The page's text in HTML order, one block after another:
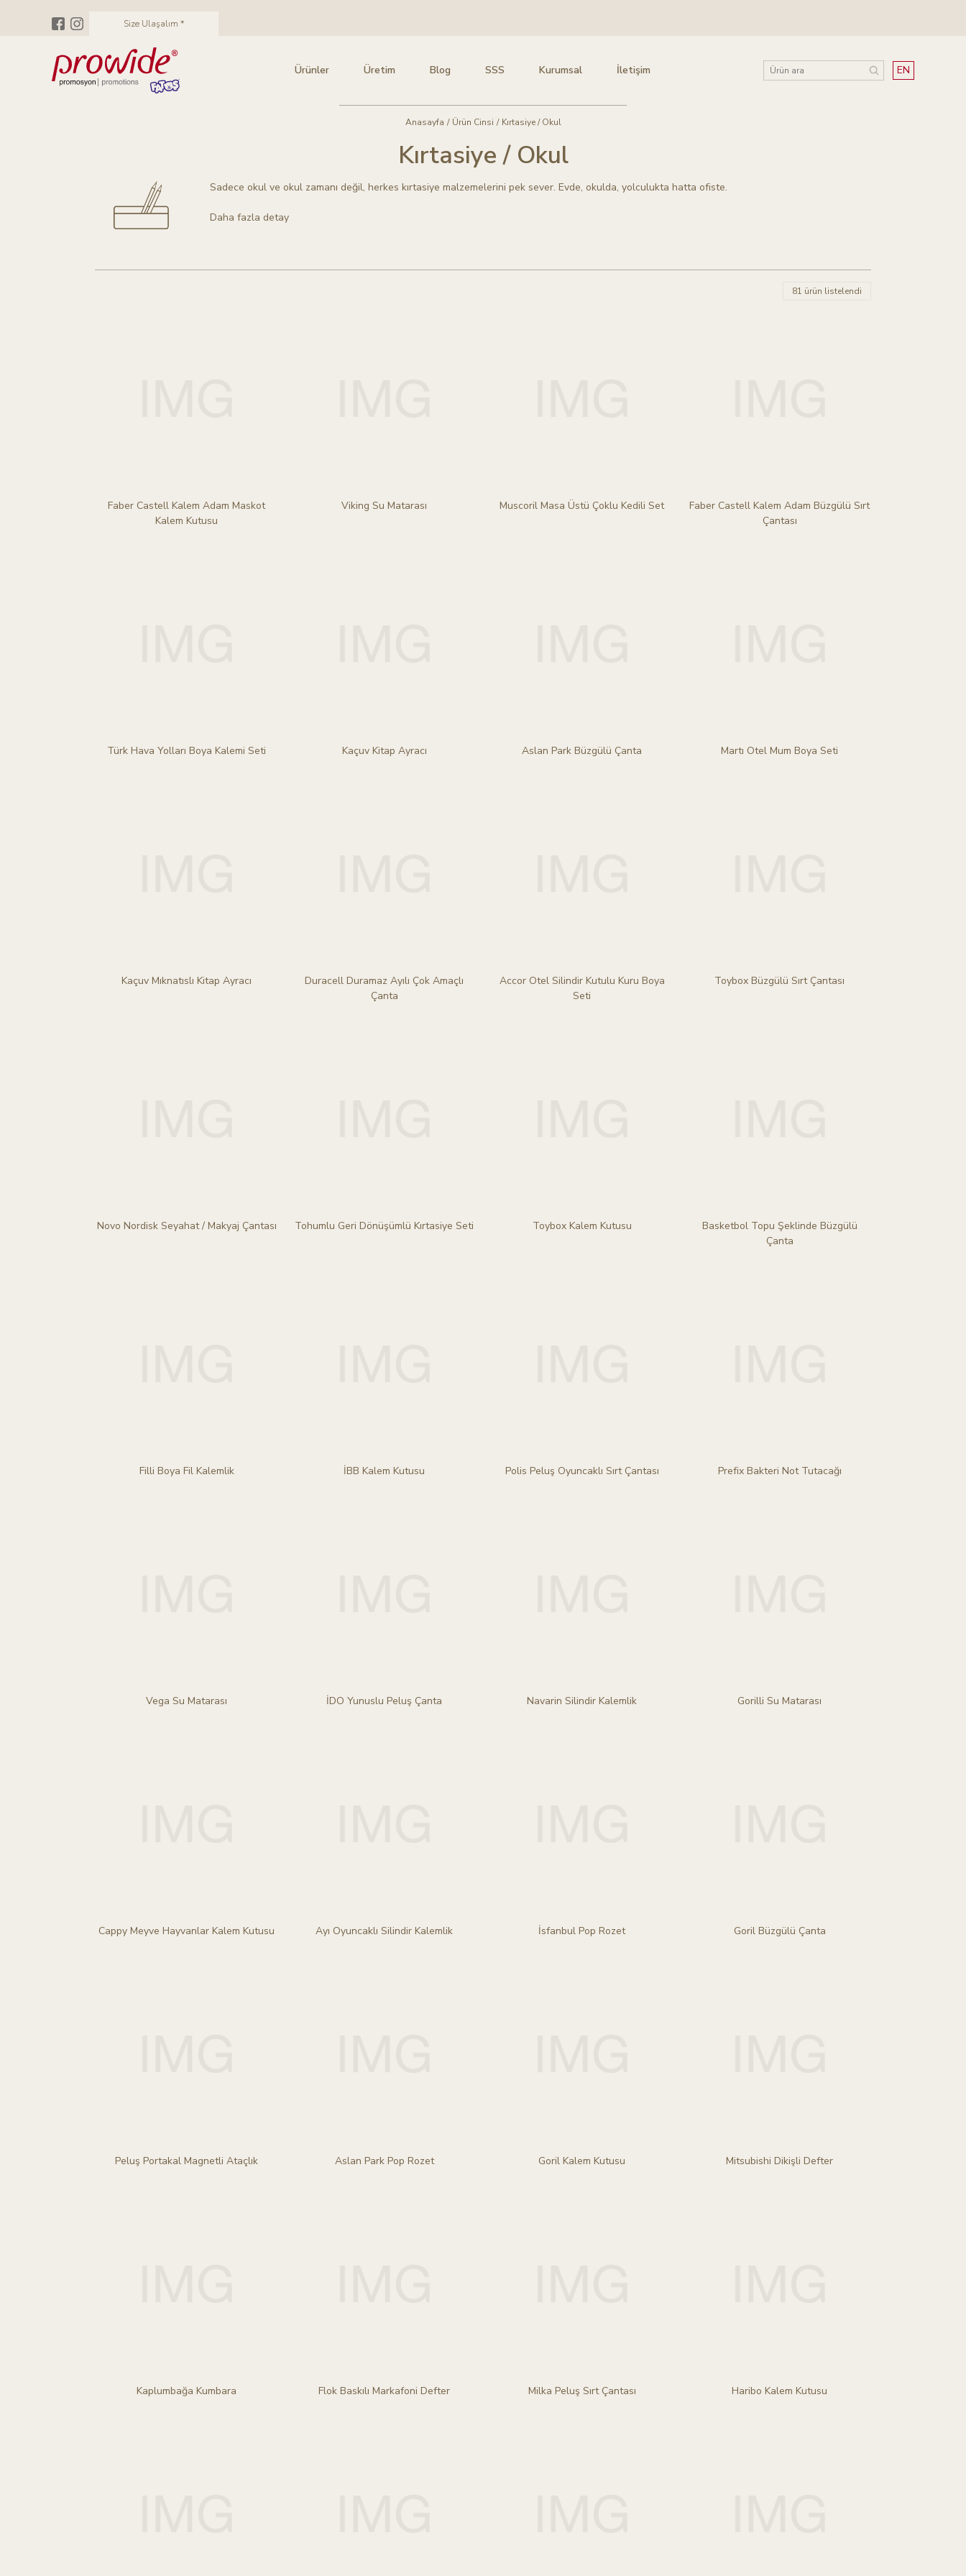
Size Ulaşalım *
Ürünler Üretim Blog SSS Kurumsal İletişim EN
Anasayfa / Ürün Cinsi / Kırtasiye / Okul
Kırtasiye / Okul
Sadece okul ve okul zamanı değil, herkes kırtasiye malzemelerini pek sever. Evde, okulda, yolculukta hatta ofiste.
Daha fazla detay
81 ürün listelendi
Faber Castell Kalem Adam Maskot
Kalem Kutusu
Viking Su Matarası Muscoril Masa Üstü Çoklu Kedili Set
Faber Castell Kalem Adam Büzgülü Sırt
Çantası
Türk Hava Yolları Boya Kalemi Seti Kaçuv Kitap Ayracı Aslan Park Büzgülü Çanta Martı Otel Mum Boya Seti
Kaçuv Mıknatıslı Kitap Ayracı
Duracell Duramaz Ayılı Çok Amaçlı
Çanta
Accor Otel Silindir Kutulu Kuru Boya
Seti
Toybox Büzgülü Sırt Çantası
Novo Nordisk Seyahat / Makyaj Çantası Tohumlu Geri Dönüşümlü Kırtasiye Seti Toybox Kalem Kutusu
Basketbol Topu Şeklinde Büzgülü
Çanta
Filli Boya Fil Kalemlik İBB Kalem Kutusu Polis Peluş Oyuncaklı Sırt Çantası Prefix Bakteri Not Tutacağı
Vega Su Matarası İDO Yunuslu Peluş Çanta Navarin Silindir Kalemlik Gorilli Su Matarası
Cappy Meyve Hayvanlar Kalem Kutusu Ayı Oyuncaklı Silindir Kalemlik İsfanbul Pop Rozet Goril Büzgülü Çanta
Peluş Portakal Magnetli Ataçlık Aslan Park Pop Rozet Goril Kalem Kutusu Mitsubishi Dikişli Defter
Kaplumbağa Kumbara Flok Baskılı Markafoni Defter Milka Peluş Sırt Çantası Haribo Kalem Kutusu